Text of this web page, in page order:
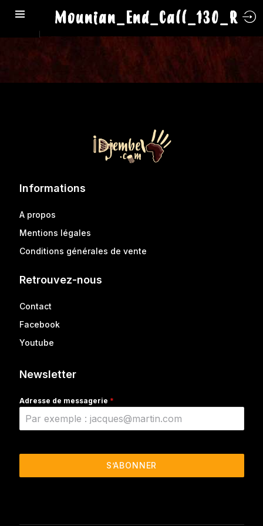
Mounian_End_Call_130_R
Informations
A propos
Mentions légales
Conditions générales de vente
Retrouvez-nous
Contact
Facebook
Youtube
Newsletter
Adresse de messagerie *
S’ABONNER